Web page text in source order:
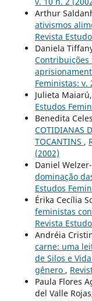
Arthur
ativismos
Revista
Daniela
Contribuições
Feministas: v.
Julieta Maiarú,
Estudos
Benedita
COTIDIANAS
TOCANTINS ,
(2002)
Daniel
dominação
Estudos
Érika Cecília
feministas
Revista
Andréia
carne: uma
de Silos e
gênero ,
Paula Flores
del Valle